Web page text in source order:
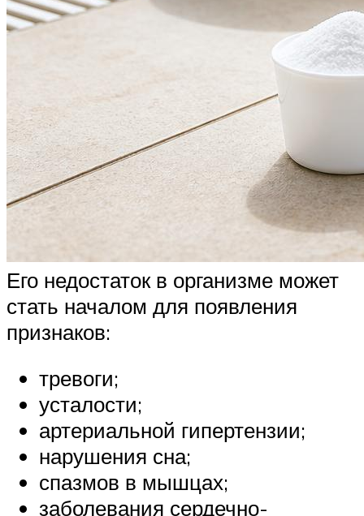
Его недостаток в организме может
стать началом для появления
признаков:
тревоги;
усталости;
артериальной гипертензии;
нарушения сна;
спазмов в мышцах;
заболевания сердечно-